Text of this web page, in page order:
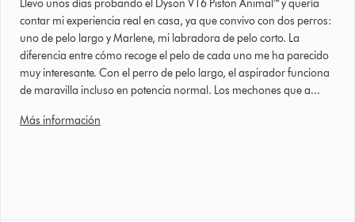
Llevo unos días probando el Dyson V16 Piston Animal™ y quería
contar mi experiencia real en casa, ya que convivo con dos perros:
uno de pelo largo y Marlene, mi labradora de pelo corto. La
diferencia entre cómo recoge el pelo de cada uno me ha parecido
muy interesante. Con el perro de pelo largo, el aspirador funciona
de maravilla incluso en potencia normal. Los mechones que a...
Más información